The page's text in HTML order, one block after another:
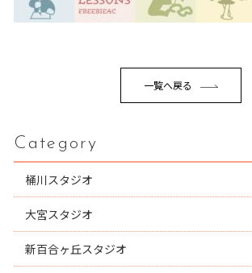
一覧へ戻る
Category
桶川スタジオ
大宮スタジオ
新百合ヶ丘スタジオ